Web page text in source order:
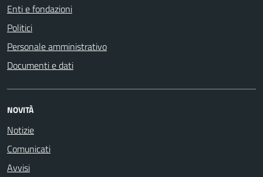
Enti e fondazioni
Politici
Personale amministrativo
Documenti e dati
NOVITÀ
Notizie
Comunicati
Avvisi